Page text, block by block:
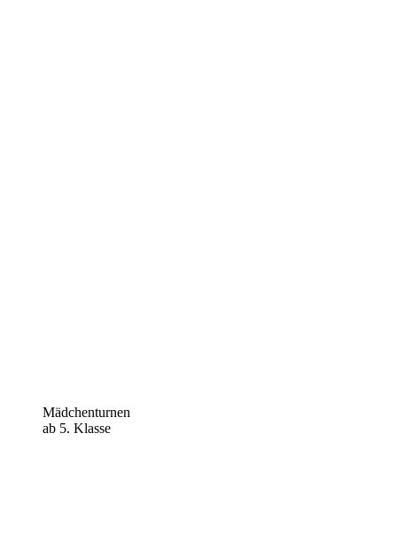
Mädchenturnen
ab 5. Klasse